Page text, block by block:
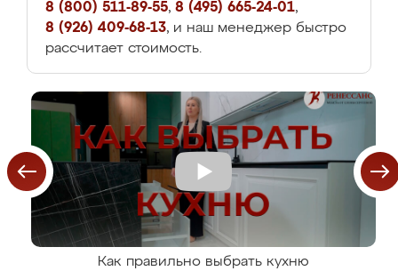
8 (800) 511-89-55, 8 (495) 665-24-01,
8 (926) 409-68-13, и наш менеджер быстро
рассчитает стоимость.
Как правильно выбрать кухню